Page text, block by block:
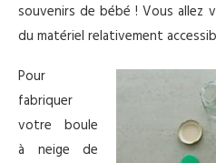
souvenirs de bébé ! Vous allez
du matériel relativement
Pour
fabriquer
votre boule
à neige de